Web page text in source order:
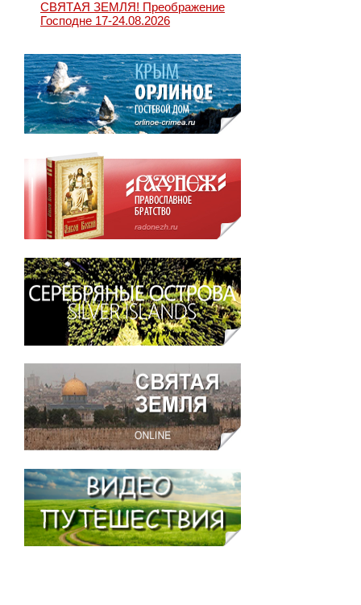
СВЯТАЯ ЗЕМЛЯ! Преображение
Господне 17-24.08.2026